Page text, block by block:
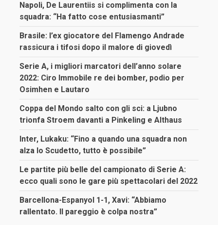
Napoli, De Laurentiis si complimenta con la
squadra: “Ha fatto cose entusiasmanti”
Brasile: l’ex giocatore del Flamengo Andrade
rassicura i tifosi dopo il malore di giovedì
Serie A, i migliori marcatori dell’anno solare
2022: Ciro Immobile re dei bomber, podio per
Osimhen e Lautaro
Coppa del Mondo salto con gli sci: a Ljubno
trionfa Stroem davanti a Pinkeling e Althaus
Inter, Lukaku: “Fino a quando una squadra non
alza lo Scudetto, tutto è possibile”
Le partite più belle del campionato di Serie A:
ecco quali sono le gare più spettacolari del 2022
Barcellona-Espanyol 1-1, Xavi: “Abbiamo
rallentato. Il pareggio è colpa nostra”